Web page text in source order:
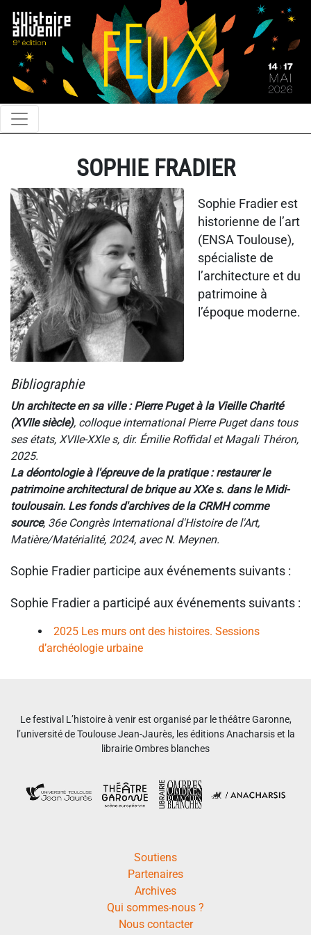
SOPHIE FRADIER
Sophie Fradier est
historienne de l’art
(ENSA Toulouse),
spécialiste de
l’architecture et du
patrimoine à
l’époque moderne.
Bibliographie
Un architecte en sa ville : Pierre Puget à la Vieille Charité
(XVIIe siècle), colloque international Pierre Puget dans tous
ses états, XVIIe-XXIe s, dir. Émilie Roffidal et Magali Théron,
2025.
La déontologie à l'épreuve de la pratique : restaurer le
patrimoine architectural de brique au XXe s. dans le Midi-
toulousain. Les fonds d'archives de la CRMH comme
source, 36e Congrès International d'Histoire de l'Art,
Matière/Matérialité, 2024, avec N. Meynen.
Sophie Fradier participe aux événements suivants :
Sophie Fradier a participé aux événements suivants :
2025 Les murs ont des histoires. Sessions
d’archéologie urbaine
Le festival L’histoire à venir est organisé par le théâtre Garonne,
l’université de Toulouse Jean-Jaurès, les éditions Anacharsis et la
librairie Ombres blanches
Soutiens
Partenaires
Archives
Qui sommes-nous ?
Nous contacter